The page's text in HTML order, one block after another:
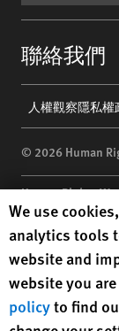
聯絡我們
menu
人權觀察隱私權
© 2026 Human
Human Rights
10118-3299USA|t
Human Rights
under EIN: 13-
Human Rights
We use
analytics tools
website and
website you
policyto find